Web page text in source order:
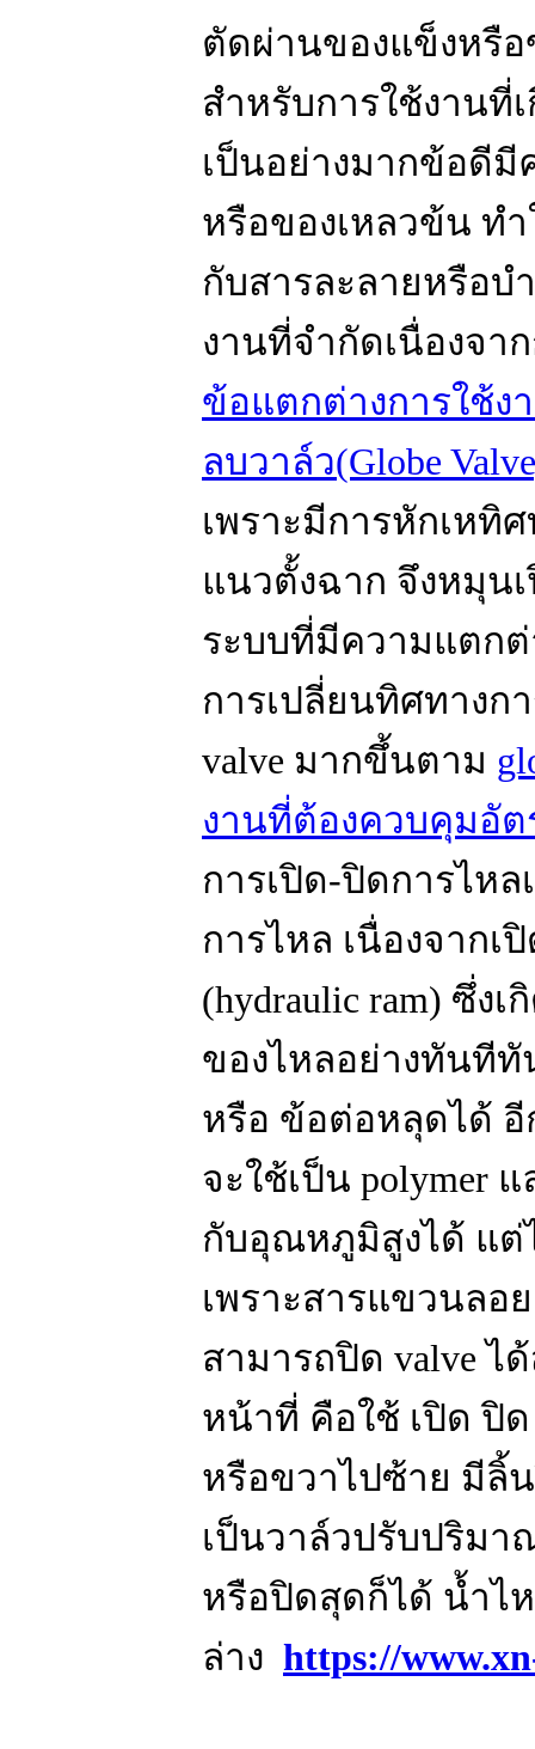
ตัดผ่านของแข็งหรือ
สำหรับการใช้งานที่
เป็นอย่างมากข้อดี
หรือของเหลวข้น ท
กับสารละลายหรือบ
งานที่จำกัดเนื่องจา
ข้อแตกต่างการใช้ง
ลบวาล์ว(Globe
เพราะมีการหักเหทิ
แนวตั้งฉาก จึงหมุน
ระบบที่มีความแตกต่
การเปลี่ยนทิศทางก
valve มากขึ้นตาม
งานที่ต้องควบคุมอั
การเปิด-ปิดการไห
การไหล เนื่องจาก
(hydraulic ram) ซึ่ง
ของไหลอย่างทันทีทั
หรือ ข้อต่อหลุดได้ อี
จะใช้เป็น polymer
กับอุณหภูมิสูงได้ แต่
เพราะสารแขวนลอ
สามารถปิด valve ไ
หน้าที่ คือใช้ เปิด ปิ
หรือขวาไปซ้าย มีลิ้
เป็นวาล์วปรับปริม
หรือปิดสุดก็ได้ น้ำไ
ล่าง https://